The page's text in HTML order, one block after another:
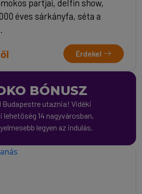
partjai, delfin show,
éves sárkányfa, séta a
Érdekel
BÓNUSZ
Budapestre utaznia! Vidéki
lehetőség 14 nagyvárosban,
legyen az indulás.